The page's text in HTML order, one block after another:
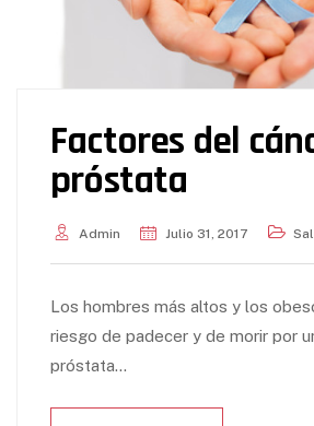
Factores del
próstata
Admin Julio 31, 2017
Los hombres más altos y los
riesgo de padecer y de morir por
próstata…